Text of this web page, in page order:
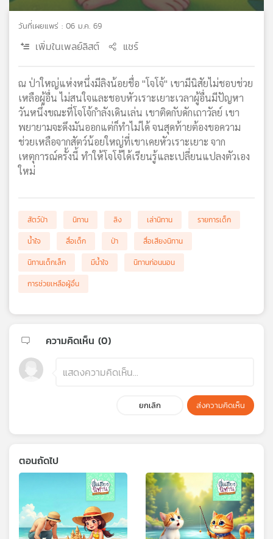
พี
แผนที่
วิทยุ
เครือ
ข่าย
วันที่เผยแพร่ : 06 ม.ค. 69
เพิ่มในเพลย์ลิสต์ แชร์
ณ ป่าใหญ่แห่งหนึ่งมีลิงน้อยชื่อ "โจโจ้" เขามีนิสัยไม่ชอบช่วย
เหลือผู้อื่น ไม่สนใจและชอบหัวเราะเยาะเวลาผู้อื่นมีปัญหา
วันหนึ่งขณะที่โจโจ้กำลังเดินเล่น เขาติดกับดักเถาวัลย์ เขา
พยายามจะดึงมันออกแต่ก็ทำไม่ได้ จนสุดท้ายต้องขอความ
ช่วยเหลือจากสัตว์น้อยใหญ่ที่เขาเคยหัวเราะเยาะ จาก
เหตุการณ์ครั้งนี้ ทำให้โจโจ้ได้เรียนรู้และเปลี่ยนแปลงตัวเอง
ใหม่
สัตว์ป่า นิทาน ลิง เล่านิทาน
รายการเด็ก
น้ำใจ
สื่อเด็ก ป่า
สื่อเสียงนิทาน
นิทานเด็กเล็ก
มีน้ำใจ
นิทานก่อนนอน
การช่วยเหลือผู้อื่น
ความคิดเห็น (0)
ยกเลิก ส่งความคิดเห็น
ตอนถัดไป